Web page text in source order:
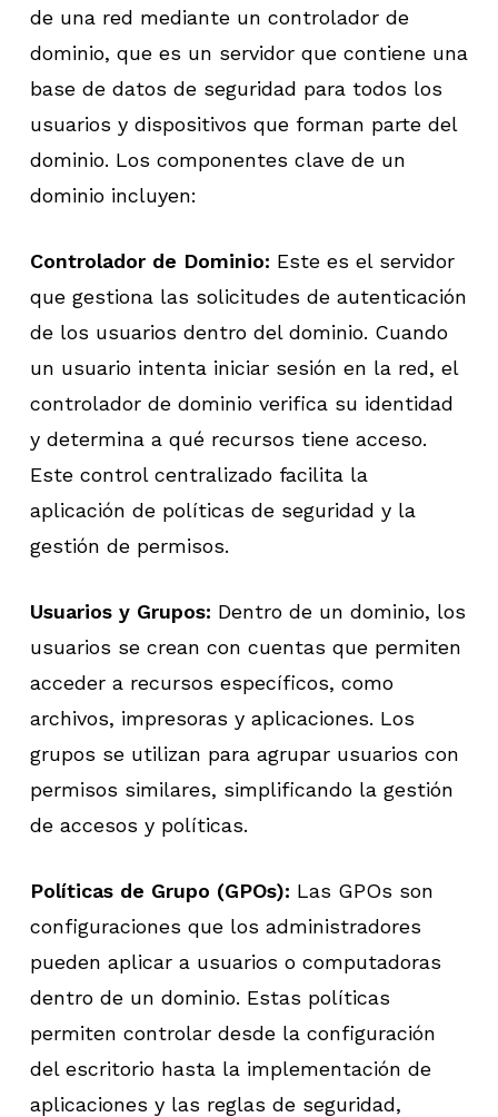
de una red mediante un controlador de
dominio, que es un servidor que contiene una
base de datos de seguridad para todos los
usuarios y dispositivos que forman parte del
dominio. Los componentes clave de un
dominio incluyen:
Controlador de Dominio: Este es el servidor
que gestiona las solicitudes de autenticación
de los usuarios dentro del dominio. Cuando
un usuario intenta iniciar sesión en la red, el
controlador de dominio verifica su identidad
y determina a qué recursos tiene acceso.
Este control centralizado facilita la
aplicación de políticas de seguridad y la
gestión de permisos.
Usuarios y Grupos: Dentro de un dominio, los
usuarios se crean con cuentas que permiten
acceder a recursos específicos, como
archivos, impresoras y aplicaciones. Los
grupos se utilizan para agrupar usuarios con
permisos similares, simplificando la gestión
de accesos y políticas.
Políticas de Grupo (GPOs): Las GPOs son
configuraciones que los administradores
pueden aplicar a usuarios o computadoras
dentro de un dominio. Estas políticas
permiten controlar desde la configuración
del escritorio hasta la implementación de
aplicaciones y las reglas de seguridad,